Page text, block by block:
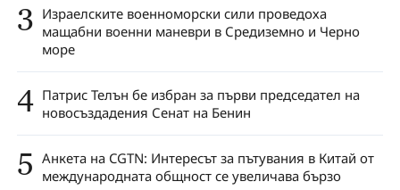
3 Израелските военноморски сили проведоха
мащабни военни маневри в Средиземно и Черно
море
4 Патрис Телън бе избран за първи председател на
новосъздадения Сенат на Бенин
5 Анкета на CGTN: Интересът за пътувания в Китай от
международната общност се увеличава бързо